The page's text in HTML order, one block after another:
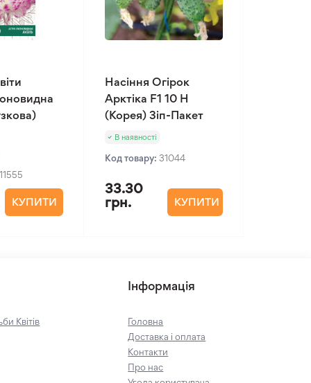
11555
КУПИТИ
Насіння Огірок
Арктіка F1 10 Н
(Корея) Зіп-Пакет
В наявності
Код товару: 31044
33.30
грн.
КУПИТИ
Квітів
Інформація
Головна
Доставка і оплата
Контакти
Про нас